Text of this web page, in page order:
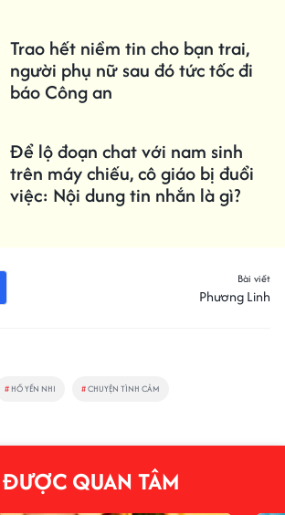
Trao hết niềm tin cho bạn trai,
người phụ nữ sau đó tức tốc đi
báo Công an
Để lộ đoạn chat với nam sinh
trên máy chiếu, cô giáo bị đuổi
việc: Nội dung tin nhắn là gì?
Bài viết
Phương Linh
# HỒ YẾN NHI #CHUYỆN TÌNH CẢM
ĐƯỢC QUAN TÂM